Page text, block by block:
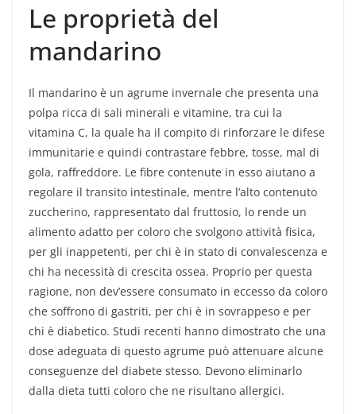
Le proprietà del
mandarino
Il mandarino è un agrume invernale che presenta una
polpa ricca di sali minerali e vitamine, tra cui la
vitamina C, la quale ha il compito di rinforzare le difese
immunitarie e quindi contrastare febbre, tosse, mal di
gola, raffreddore. Le fibre contenute in esso aiutano a
regolare il transito intestinale, mentre l’alto contenuto
zuccherino, rappresentato dal fruttosio, lo rende un
alimento adatto per coloro che svolgono attività fisica,
per gli inappetenti, per chi è in stato di convalescenza e
chi ha necessità di crescita ossea. Proprio per questa
ragione, non dev’essere consumato in eccesso da coloro
che soffrono di gastriti, per chi è in sovrappeso e per
chi è diabetico. Studi recenti hanno dimostrato che una
dose adeguata di questo agrume può attenuare alcune
conseguenze del diabete stesso. Devono eliminarlo
dalla dieta tutti coloro che ne risultano allergici.